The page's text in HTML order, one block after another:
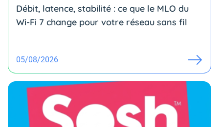
Débit, latence, stabilité : ce que le MLO du
Wi-Fi 7 change pour votre réseau sans fil
05/08/2026